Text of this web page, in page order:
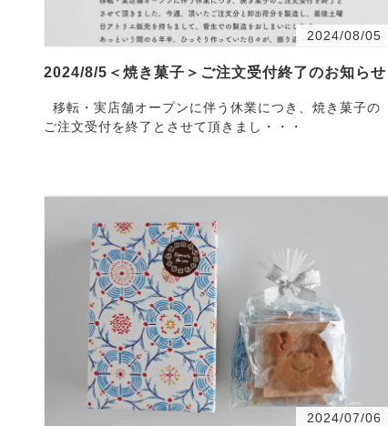
2024/08/05
2024/8/5＜焼き菓子＞ご注文受付終了のお知らせ
移転・実店舗オープンに伴う休業につき、焼き菓子の
ご注文受付を終了とさせて頂きまし・・・
2024/07/06